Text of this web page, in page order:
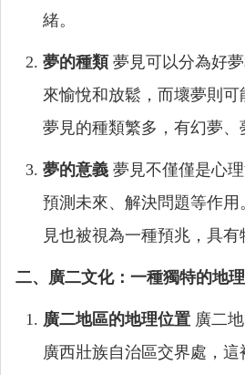
緒。
夢的種類 夢見可以分為好
來愉悅和放鬆，而壞夢則可
夢見的種類繁多，有幻夢、
夢的意義 夢見不僅僅是心
預測未來、解決問題等作
見也被視為一種預兆，具有
二、廣二文化：一種獨特的地
廣二地區的地理位置 廣二
廣西壯族自治區交界處，